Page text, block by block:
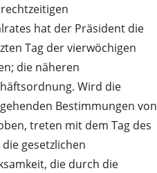
hat der Präsident die
Tag der vierwöchigen
die näheren
Wird die
Bestimmungen von
treten mit dem Tag des
gesetzlichen
die durch die